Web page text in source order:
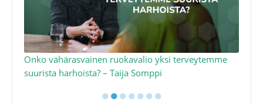
Onko vähärasvainen ruokavalio yksi terveytemme
suurista harhoista? – Taija Somppi
●●●●●●●